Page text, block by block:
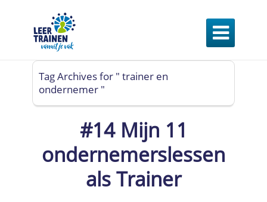

Tag Archives for " trainer en
ondernemer "
#14 Mijn 11
ondernemerslessen
als Trainer